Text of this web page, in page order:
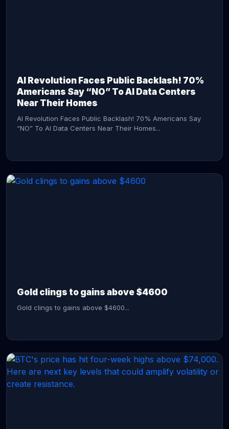
AI Revolution Faces Public Backlash! 70%
Americans Say “NO” To AI Data Centers
Near Their Homes
AI Revolution Faces Public Backlash! 70% Americans Say
“NO” To AI Data Centers Near Their Homes...
Gold clings to gains above $4600
Gold clings to gains above $4600...